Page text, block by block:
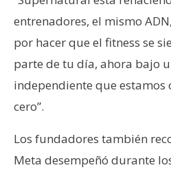
entrenadores, el mismo
por hacer que el fitness se
parte de tu día, ahora bajo
independiente que estamos
cero”.
Los fundadores también
Meta desempeñó durante